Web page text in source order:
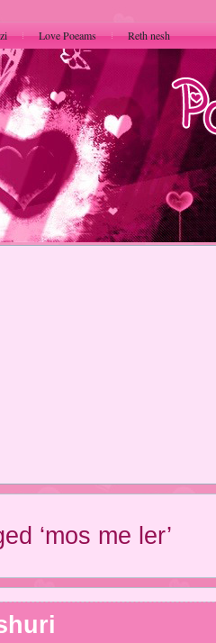
Love Poeams Reth nesh
‘mos me ler’